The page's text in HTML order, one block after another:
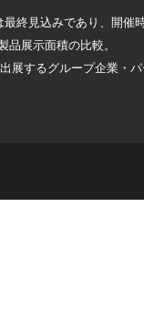
終見込みであり、開催
展示面積の比較。
するグループ企業・パ